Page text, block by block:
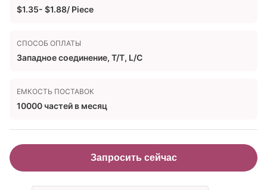
$1.35- $1.88/ Piece
СПОСОБ ОПЛАТЫ
Западное соединение, T/T, L/C
ЕМКОСТЬ ПОСТАВОК
10000 частей в месяц
Запросить сейчас